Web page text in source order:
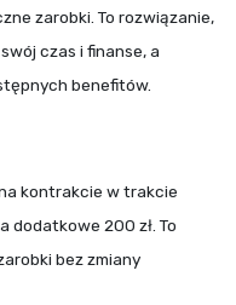
zarobki. To rozwiązanie,
czas i finanse, a
benefitów.
kontrakcie w trakcie
dodatkowe 200 zł. To
bez zmiany